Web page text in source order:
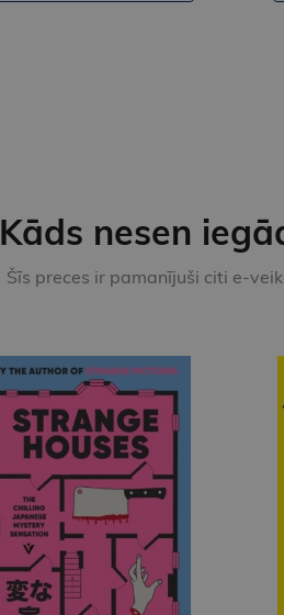
Kāds nesen
Šīs preces ir pamanījuši citi e-